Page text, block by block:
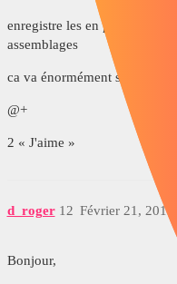
enregistre les en part ou fixe
assemblages
ca va énormément simplifier
@+
2 « J'aime »
d_roger Février 21, 2018,
12
Bonjour,